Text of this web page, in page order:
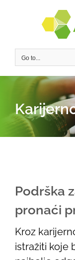
Go to...
Podrška
pronaći
Kroz
istražiti koje